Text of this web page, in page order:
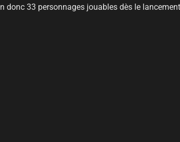
donc 33 personnages jouables dès le